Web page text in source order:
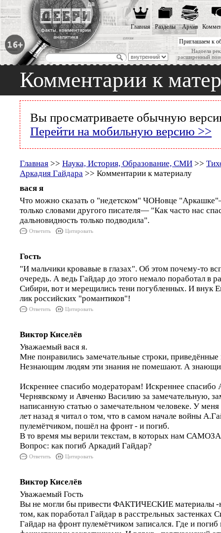
Приглашаем к
Надоела
расширенный
Главная Разделы Архив
Комментарии к
Вы просматриваете обычную
Перейти на мобильную версию >>
Главная >> Наука, История, Образование, СМИ >>
Аркадия Гайдара >> Комментарии к материалу
вася я
Что можно сказать о "недетском" ЧОНовце
только словами другого писателя― "Как часто нас
дальновидность только подводила".
Ответить Цитировать
Гость
"И мальчики кровавые в глазах". Об этом почему-то
очередь. А ведь Гайдар до этого немало поработал в
Сибири, вот и мерещились тени погубленных. И внук
лик российских "романтиков"!
Ответить Цитировать
Виктор Киселёв
Уважаемый вася я.
Мне понравились замечательные строки, приведённые
Незнающим людям эти знания не помешают. А
Искреннее спасибо модераторам! Искреннее спасибо
Чернявскому и Авченко Василию за замечательную,
написанную статью о замечательном человеке. У
лет назад я читал о том, что в самом начале войны
пулемётчиком, пошёл на фронт - и погиб.
В то время мы верили текстам, в которых нам
Вопрос: как погиб Аркадий Гайдар?
Ответить Цитировать
Виктор Киселёв
Уважаемый Гость
Вы не могли бы привести ФАКТИЧЕСКИЕ материалы -
том, как поработал Гайдар в расстрельных застенках
Гайдар на фронт пулемётчиком записался. Где и